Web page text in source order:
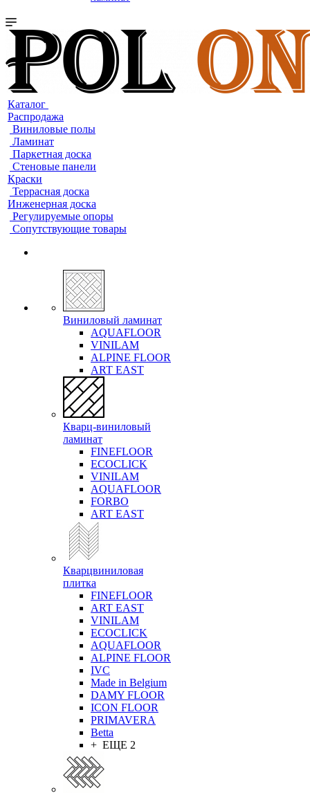
Каталог
Распродажа
Виниловые полы
Ламинат
Паркетная доска
Стеновые панели
Краски
Террасная доска
Инженерная доска
Регулируемые опоры
Сопутствующие товары
Виниловый ламинат
AQUAFLOOR
VINILAM
ALPINE FLOOR
ART EAST
Кварц-виниловый
ламинат
FINEFLOOR
ECOCLICK
VINILAM
AQUAFLOOR
FORBO
ART EAST
Кварцвиниловая
плитка
FINEFLOOR
ART EAST
VINILAM
ECOCLICK
AQUAFLOOR
ALPINE FLOOR
IVC
Made in Belgium
DAMY FLOOR
ICON FLOOR
PRIMAVERA
Betta
+ ЕЩЕ 2